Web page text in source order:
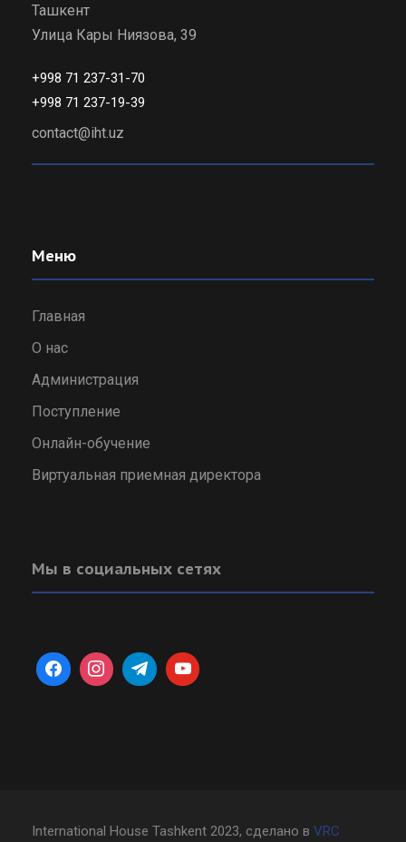
Ташкент
Улица Кары Ниязова, 39
+998 71 237-31-70
+998 71 237-19-39
contact@iht.uz
Меню
Главная
О нас
Администрация
Поступление
Онлайн-обучение
Виртуальная приемная директора
Мы в социальных сетях
International House Tashkent 2023, сделано в VRC